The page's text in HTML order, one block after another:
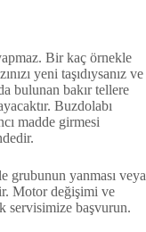
Bir kaç örnekle
yeni taşıdıysanız ve
bulunan bakır tellere
Buzdolabı
madde girmesi
grubunun yanması veya
Motor değişimi ve
servisimize başvurun.